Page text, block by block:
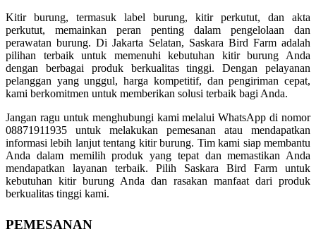
Kitir burung, termasuk label burung, kitir perkutut, dan akta
perkutut, memainkan peran penting dalam pengelolaan dan
perawatan burung. Di Jakarta Selatan, Saskara Bird Farm adalah
pilihan terbaik untuk memenuhi kebutuhan kitir burung Anda
dengan berbagai produk berkualitas tinggi. Dengan pelayanan
pelanggan yang unggul, harga kompetitif, dan pengiriman cepat,
kami berkomitmen untuk memberikan solusi terbaik bagi Anda.
Jangan ragu untuk menghubungi kami melalui WhatsApp di nomor
08871911935 untuk melakukan pemesanan atau mendapatkan
informasi lebih lanjut tentang kitir burung. Tim kami siap membantu
Anda dalam memilih produk yang tepat dan memastikan Anda
mendapatkan layanan terbaik. Pilih Saskara Bird Farm untuk
kebutuhan kitir burung Anda dan rasakan manfaat dari produk
berkualitas tinggi kami.
PEMESANAN